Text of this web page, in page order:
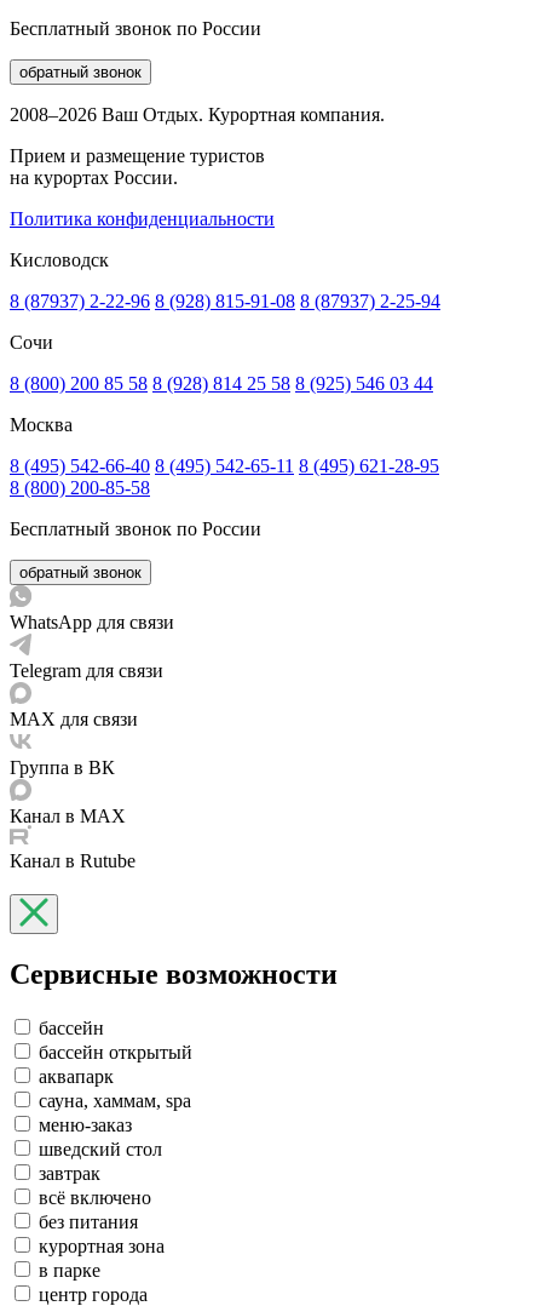
Бесплатный звонок по России
обратный звонок
2008–2026 Ваш Отдых. Курортная компания.
Прием и размещение туристов
на курортах России.
Политика конфиденциальности
Кисловодск
8 (87937) 2-22-96 8 (928) 815-91-08 8 (87937) 2-25-94
Сочи
8 (800) 200 85 58 8 (928) 814 25 58 8 (925) 546 03 44
Москва
8 (495) 542-66-40 8 (495) 542-65-11 8 (495) 621-28-95
8 (800) 200-85-58
Бесплатный звонок по России
обратный звонок
WhatsApp для связи
Telegram для связи
MAX для связи
Группа в ВК
Канал в MAX
Канал в Rutube
Сервисные возможности
бассейн
бассейн открытый
аквапарк
сауна, хаммам, spa
меню-заказ
шведский стол
завтрак
всё включено
без питания
курортная зона
в парке
центр города